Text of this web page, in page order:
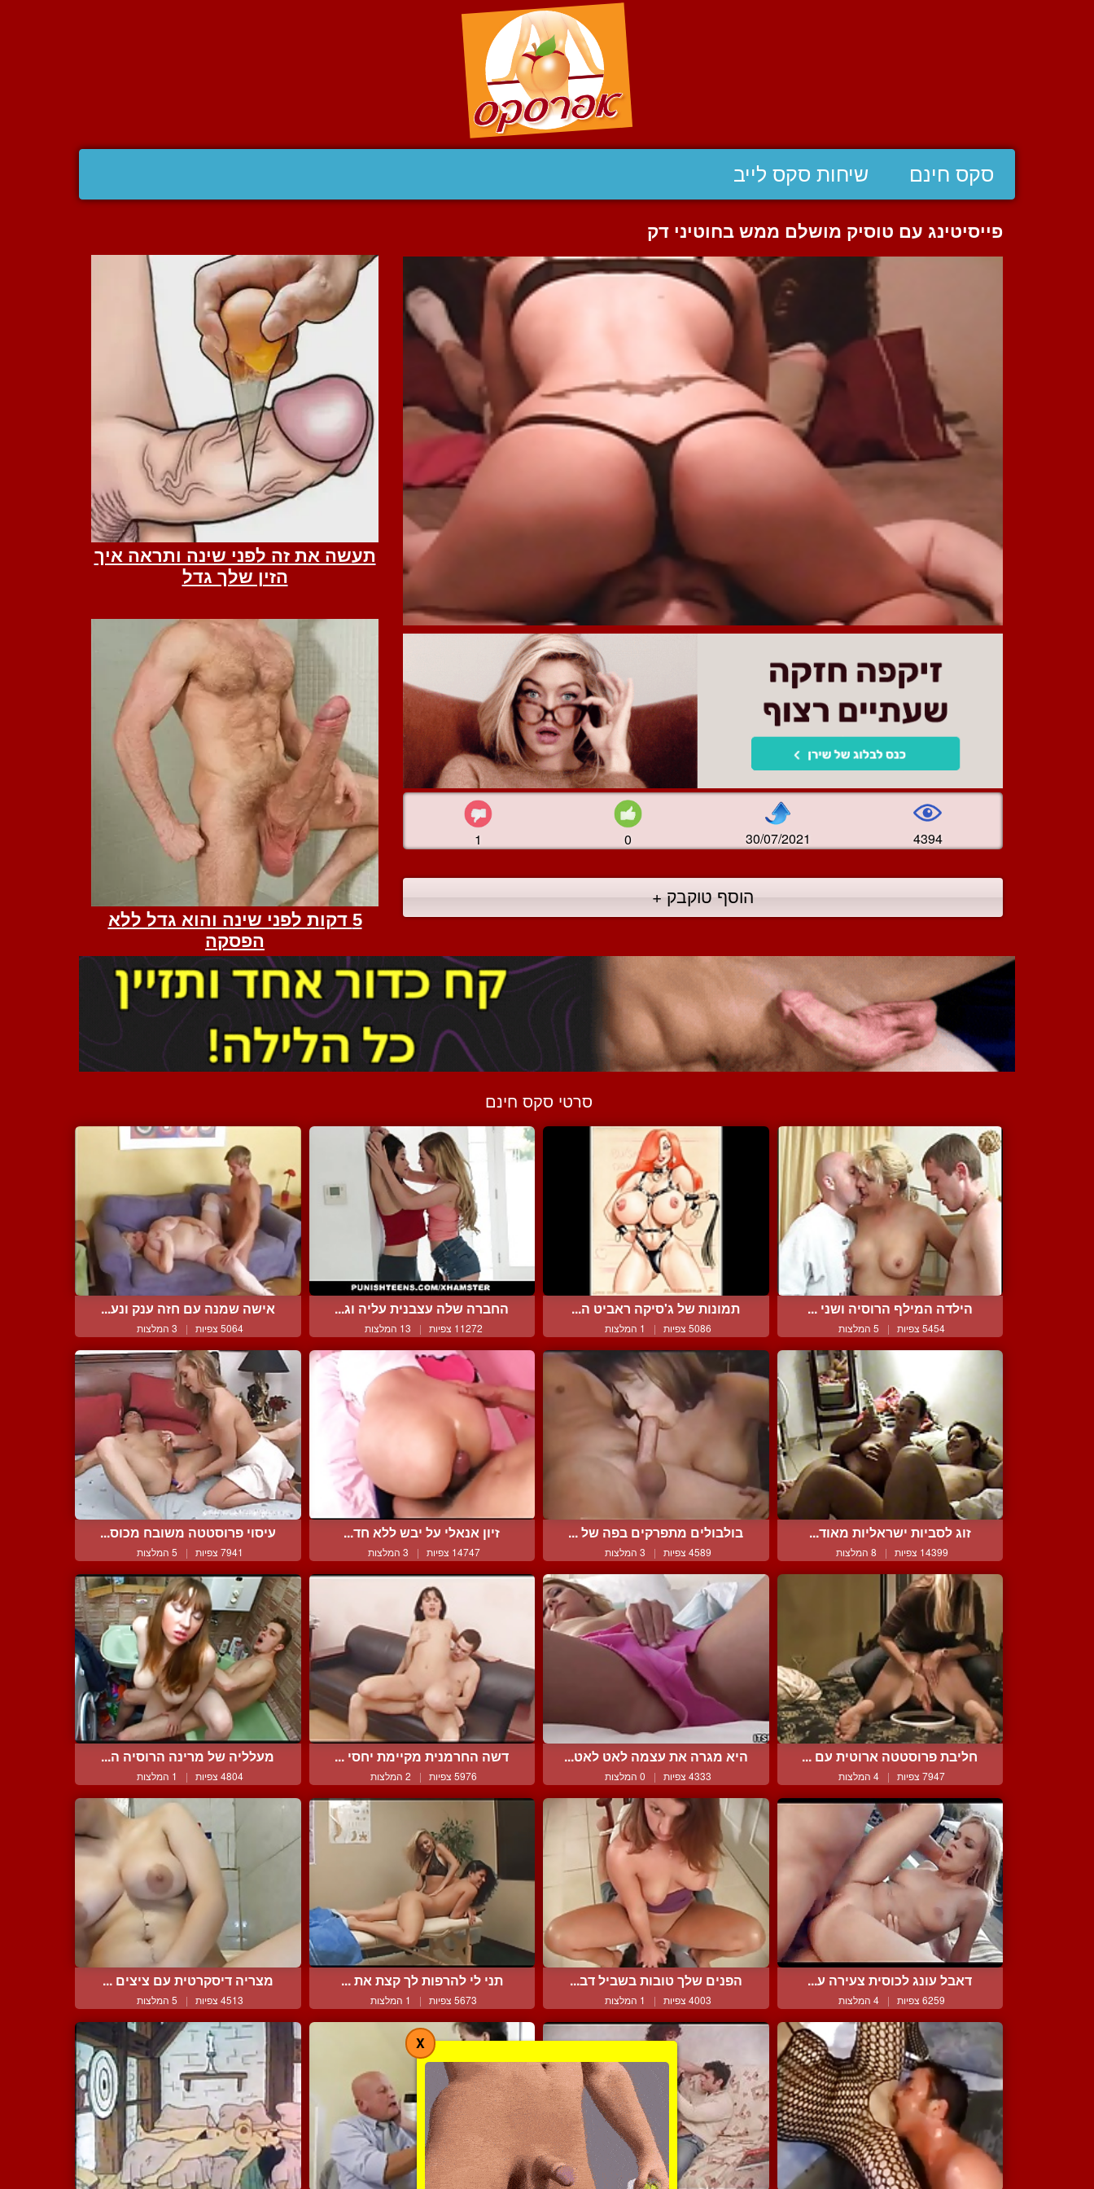
סקס חינם שיחות סקס לייב
פייסיטינג עם טוסיק מושלם ממש בחוטיני דק
1 0 30/07/2021 4394
הוסף טוקבק +
סרטי סקס חינם
הילדה המילף הרוסיה ושני ...
5454 צפיות | 5 המלצות
תמונות של ג'סיקה ראביט ה...
5086 צפיות | 1 המלצות
החברה שלה עצבנית עליה וג...
11272 צפיות | 13 המלצות
אישה שמנה עם חזה ענק ונע...
5064 צפיות | 3 המלצות
זוג לסביות ישראליות מאוד...
14399 צפיות | 8 המלצות
בולבולים מתפרקים בפה של ...
4589 צפיות | 3 המלצות
זיון אנאלי על יבש ללא חד...
14747 צפיות | 3 המלצות
עיסוי פרוסטטה משובח מכוס...
7941 צפיות | 5 המלצות
חליבת פרוסטטה ארוטית עם ...
7947 צפיות | 4 המלצות
היא מגרה את עצמה לאט לאט...
4333 צפיות | 0 המלצות
דשה החרמנית מקיימת יחסי ...
5976 צפיות | 2 המלצות
מעלליה של מרינה הרוסיה ה...
4804 צפיות | 1 המלצות
דאבל עונג לכוסית צעירה ע...
6259 צפיות | 4 המלצות
הפנים שלך טובות בשביל דב...
4003 צפיות | 1 המלצות
תני לי להרפות לך קצת את ...
5673 צפיות | 1 המלצות
מצריה דיסקרטית עם ציצים ...
4513 צפיות | 5 המלצות
X